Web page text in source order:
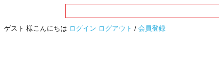
ゲスト 様こんにちは ログイン ログアウト / 会員登録